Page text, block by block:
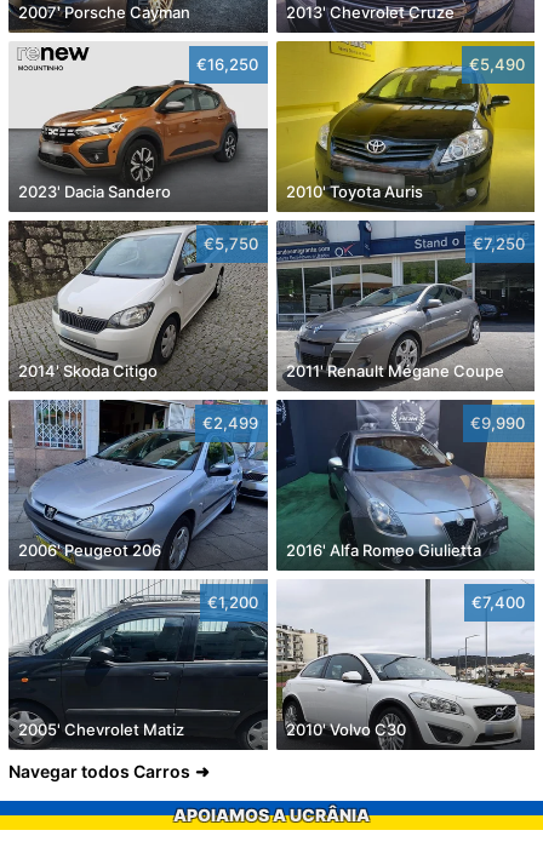
2007' Porsche Cayman 2013' Chevrolet Cruze
€16,250
2023' Dacia Sandero
€5,490
2010' Toyota Auris
€5,750
2014' Skoda Citigo
€7,250
2011' Renault Mégane Coupe
€2,499
2006' Peugeot 206
€9,990
2016' Alfa Romeo Giulietta
€1,200
2005' Chevrolet Matiz
€7,400
2010' Volvo C30
Navegar todos Carros
APOIAMOS A UCRÂNIA